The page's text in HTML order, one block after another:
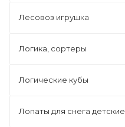
Лесовоз игрушка
Логика, сортеры
Логические кубы
Лопаты для снега детские